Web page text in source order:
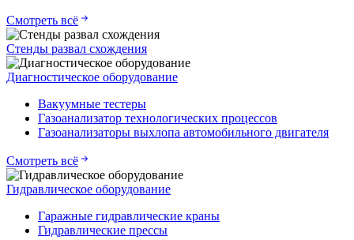
Смотреть всё
Стенды развал схождения
Диагностическое оборудование
Вакуумные тестеры
Газоанализатор технологических процессов
Газоанализаторы выхлопа автомобильного двигателя
Смотреть всё
Гидравлическое оборудование
Гаражные гидравлические краны
Гидравлические прессы